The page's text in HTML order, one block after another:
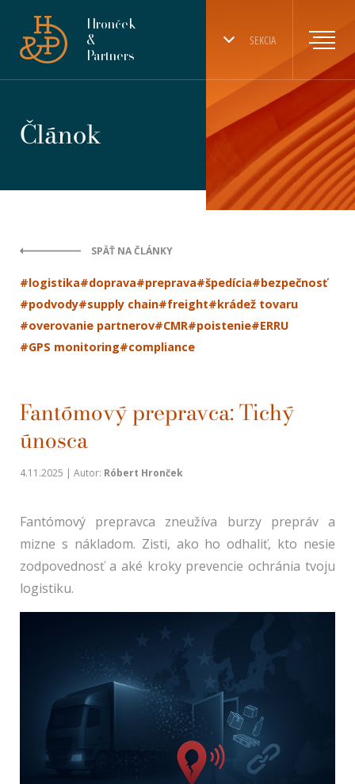
SEKCIA
Hronček
&
Partners
Článok
SPÄŤ NA ČLÁNKY
#logistika#doprava#preprava#špedícia#bezpečnosť
#podvody#supply chain#freight#krádež tovaru
#overovanie partnerov#CMR#poistenie#ERRU
#GPS monitoring#compliance
Fantómový prepravca: Tichý
únosca
4.11.2025 | Autor: Róbert Hronček
Fantómový prepravca zneužíva burzy prepráv a
mizne s nákladom. Zisti, ako ho odhaliť, kto nesie
zodpovednosť a aké kroky prevencie ochránia tvoju
logistiku.